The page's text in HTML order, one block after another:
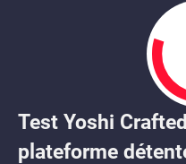
Test Yoshi
plateforme